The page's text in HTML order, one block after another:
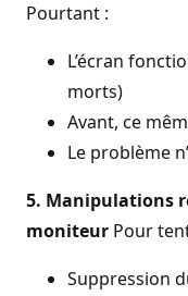
Pourtant :
L’écran
morts)
Avant, ce
Le problème
5. Manipulations
moniteur Pour
Suppression